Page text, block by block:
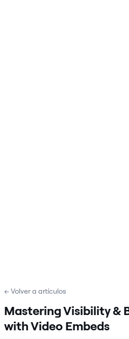
← Volver a artículos
Mastering Visibility &
with Video Embeds